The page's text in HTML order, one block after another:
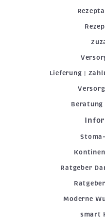
Lieferung |
Ratgeber
Moderne
smart